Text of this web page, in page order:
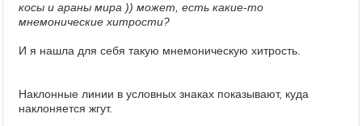
косы и араны мира )) может, есть какие-то
мнемонические хитрости?
И я нашла для себя такую мнемоническую хитрость.
Наклонные линии в условных знаках показывают, куда
наклоняется жгут.